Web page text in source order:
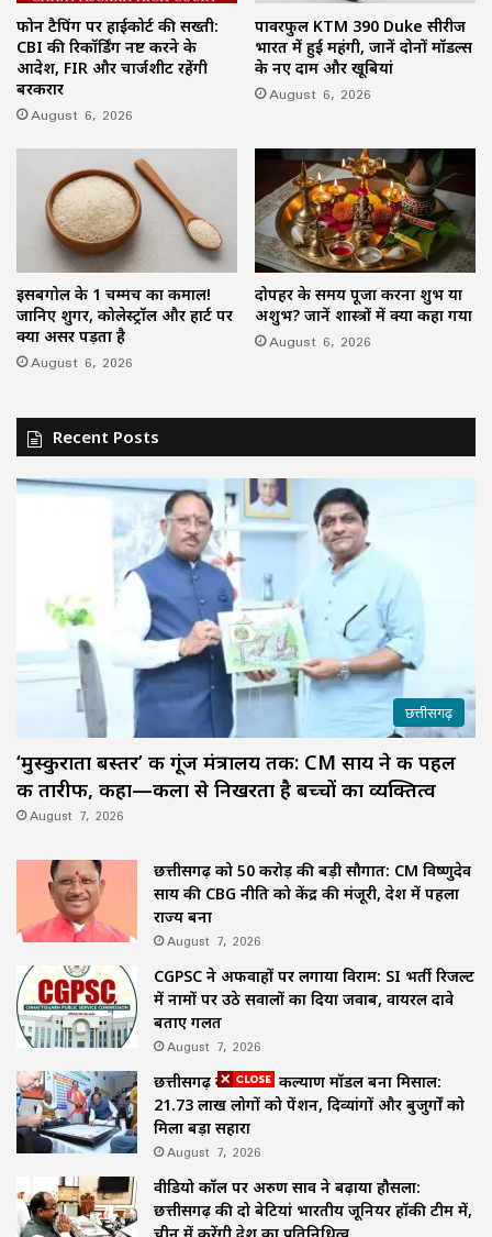
फोन टैपिंग पर हाईकोर्ट की सख्ती:
CBI की रिकॉर्डिंग नष्ट करने के
आदेश, FIR और चार्जशीट रहेंगी
बरकरार
August 6, 2026
पावरफुल KTM 390 Duke सीरीज
भारत में हुई महंगी, जानें दोनों मॉडल्स
के नए दाम और खूबियां
August 6, 2026
इसबगोल के 1 चम्मच का कमाल!
जानिए शुगर, कोलेस्ट्रॉल और हार्ट पर
क्या असर पड़ता है
August 6, 2026
दोपहर के समय पूजा करना शुभ या
अशुभ? जानें शास्त्रों में क्या कहा गया
August 6, 2026
Recent Posts
छत्तीसगढ़
‘मुस्कुराता बस्तर’ की गूंज मंत्रालय तक: CM साय ने की पहल
की तारीफ, कहा—कला से निखरता है बच्चों का व्यक्तित्व
August 7, 2026
छत्तीसगढ़ को 50 करोड़ की बड़ी सौगात: CM विष्णुदेव
साय की CBG नीति को केंद्र की मंजूरी, देश में पहला
राज्य बना
August 7, 2026
CGPSC ने अफवाहों पर लगाया विराम: SI भर्ती रिजल्ट
में नामों पर उठे सवालों का दिया जवाब, वायरल दावे
बताए गलत
August 7, 2026
छत्तीसगढ़ का समाज कल्याण मॉडल बना मिसाल:
21.73 लाख लोगों को पेंशन, दिव्यांगों और बुजुर्गों को
मिला बड़ा सहारा
August 7, 2026
वीडियो कॉल पर अरुण साव ने बढ़ाया हौसला:
छत्तीसगढ़ की दो बेटियां भारतीय जूनियर हॉकी टीम में,